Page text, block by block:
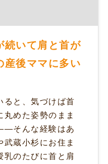
続いて肩と首が
後ママに多い
ると、気づけば首
丸めた姿勢のまま
そんな経験はあ
武蔵小杉にお住ま
乳のたびに首と肩